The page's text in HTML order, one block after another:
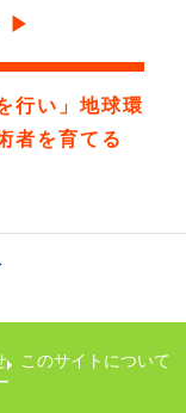
▶
行い」地球環
者を育てる
このサイトについて